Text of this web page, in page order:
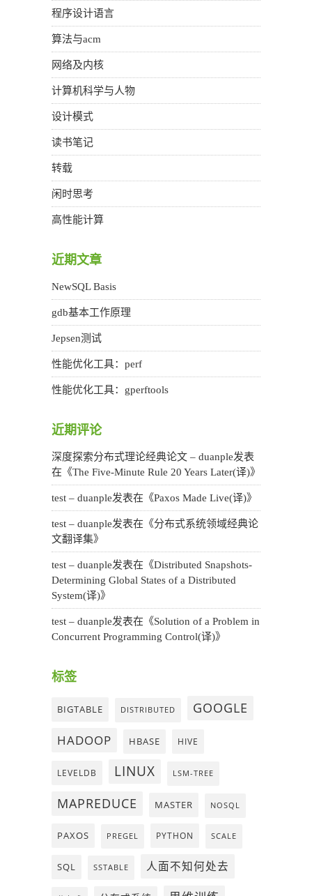
程序设计语言
算法与acm
网络及内核
计算机科学与人物
设计模式
读书笔记
转载
闲时思考
高性能计算
近期文章
NewSQL Basis
gdb基本工作原理
Jepsen测试
性能优化工具：perf
性能优化工具：gperftools
近期评论
深度探索分布式理论经典论文 – duanple发表
在《The Five-Minute Rule 20 Years Later(译)》
test – duanple发表在《Paxos Made Live(译)》
test – duanple发表在《分布式系统领域经典论
文翻译集》
test – duanple发表在《Distributed Snapshots-
Determining Global States of a Distributed
System(译)》
test – duanple发表在《Solution of a Problem in
Concurrent Programming Control(译)》
标签
BIGTABLE DISTRIBUTED GOOGLE
HADOOP HBASE HIVE
LEVELDB LINUX LSM-TREE
MAPREDUCE MASTER NOSQL
PAXOS PREGEL PYTHON SCALE
SQL SSTABLE 人面不知何处去